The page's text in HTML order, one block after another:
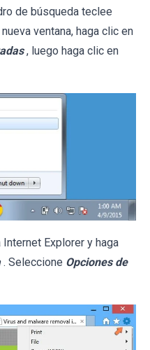
de búsqueda teclee
ventana, haga clic en
, luego haga clic en
Internet Explorer y haga
. Seleccione Opciones de